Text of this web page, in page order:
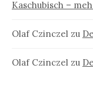
Kaschubisch –
Olaf Czinczel zu
Olaf Czinczel zu